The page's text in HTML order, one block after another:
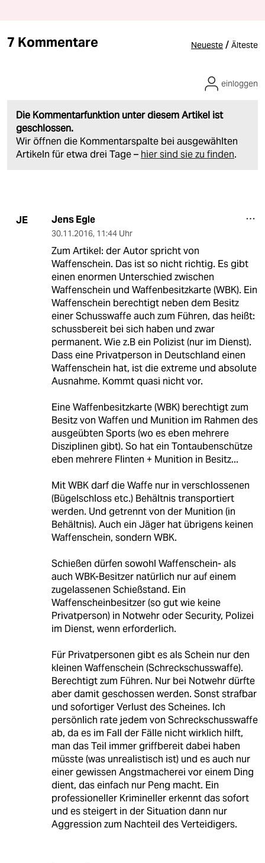
7 Kommentare Neueste / Älteste
Die Kommentarfunktion unter diesem Artikel ist
geschlossen.
Wir öffnen die Kommentarspalte bei ausgewählten
Artikeln für etwa drei Tage – hier sind sie zu finden.
einloggen
JE Jens Egle
30.11.2016, 11:44 Uhr
Zum Artikel: der Autor spricht von
Waffenschein. Das ist so nicht richtig. Es gibt
einen enormen Unterschied zwischen
Waffenschein und Waffenbesitzkarte (WBK). Ein
Waffenschein berechtigt neben dem Besitz
einer Schusswaffe auch zum Führen, das heißt:
schussbereit bei sich haben und zwar
permanent. Wie z.B ein Polizist (nur im Dienst).
Dass eine Privatperson in Deutschland einen
Waffenschein hat, ist die extreme und absolute
Ausnahme. Kommt quasi nicht vor.
Eine Waffenbesitzkarte (WBK) berechtigt zum
Besitz von Waffen und Munition im Rahmen des
ausgeübten Sports (wo es eben mehrere
Disziplinen gibt). So hat ein Tontaubenschütze
eben mehrere Flinten + Munition in Besitz...
Mit WBK darf die Waffe nur in verschlossenen
(Bügelschloss etc.) Behältnis transportiert
werden. Und getrennt von der Munition (in
Behältnis). Auch ein Jäger hat übrigens keinen
Waffenschein, sondern WBK.
Schießen dürfen sowohl Waffenschein- als
auch WBK-Besitzer natürlich nur auf einem
zugelassenen Schießstand. Ein
Waffenscheinbesitzer (so gut wie keine
Privatperson) in Notwehr oder Security, Polizei
im Dienst, wenn erforderlich.
Für Privatpersonen gibt es als Schein nur den
kleinen Waffenschein (Schreckschusswaffe).
Berechtigt zum Führen. Nur bei Notwehr dürfte
aber damit geschossen werden. Sonst strafbar
und sofortiger Verlust des Scheines. Ich
persönlich rate jedem von Schreckschusswaffe
ab, da es im Fall der Fälle nicht wirklich hilft,
man das Teil immer griffbereit dabei haben
müsste (was unrealistisch ist) und es auch nur
einer gewissen Angstmacherei vor einem Ding
dient, das einfach nur Peng macht. Ein
professioneller Krimineller erkennt das sofort
und es steigert in der Situation dann nur
Aggression zum Nachteil des Verteidigers.